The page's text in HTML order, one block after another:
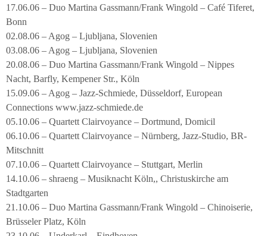
17.06.06 – Duo Martina Gassmann/Frank Wingold – Café Tiferet,
Bonn
02.08.06 – Agog – Ljubljana, Slovenien
03.08.06 – Agog – Ljubljana, Slovenien
20.08.06 – Duo Martina Gassmann/Frank Wingold – Nippes
Nacht, Barfly, Kempener Str., Köln
15.09.06 – Agog – Jazz-Schmiede, Düsseldorf, European
Connections www.jazz-schmiede.de
05.10.06 – Quartett Clairvoyance – Dortmund, Domicil
06.10.06 – Quartett Clairvoyance – Nürnberg, Jazz-Studio, BR-
Mitschnitt
07.10.06 – Quartett Clairvoyance – Stuttgart, Merlin
14.10.06 – shraeng – Musiknacht Köln,, Christuskirche am
Stadtgarten
21.10.06 – Duo Martina Gassmann/Frank Wingold – Chinoiserie,
Brüsseler Platz, Köln